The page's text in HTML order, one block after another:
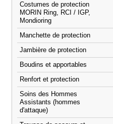
Costumes de protection
MORIN Ring, RCI / IGP,
Mondioring
Manchette de protection
Jambière de protection
Boudins et apportables
Renfort et protection
Soins des Hommes
Assistants (hommes
d'attaque)